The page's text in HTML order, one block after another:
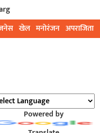
खेल मनोरंजन अपराजिता
Powered by